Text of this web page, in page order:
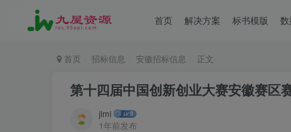
首页 解决方案 标书模版
首页 招标信息 安徽招标信息 正文
第十四届中国创新创业大赛安徽赛区
jimi
1年前发布